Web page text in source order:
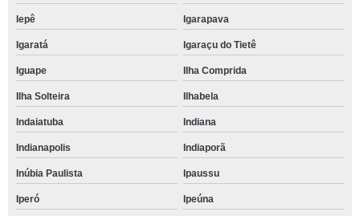
Iepê Igarapava
Igaratá Igaraçu do Tietê
Iguape Ilha Comprida
Ilha Solteira Ilhabela
Indaiatuba Indiana
Indianapolis Indiaporã
Inúbia Paulista Ipaussu
Iperó Ipeúna